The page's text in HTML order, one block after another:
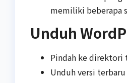
memiliki beberapa
Unduh
Pindah ke direktori
Unduh versi terbaru